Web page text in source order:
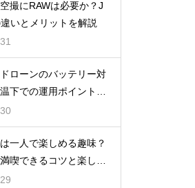
撮にRAWは必要か？J
いとメリットを解説
ローンのバッテリー対
下での運用ポイントと
一人で楽しめる趣味？
喫できるコツと楽しみ